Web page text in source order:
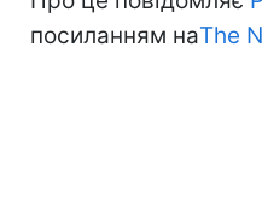
посиланням наThe